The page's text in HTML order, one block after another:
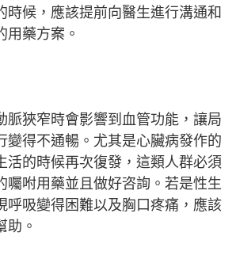
時候，應該提前向醫生進行溝通和
用藥方案。
脈狹窄時會影響到血管功能，讓局
變得不通暢。尤其是心臟病發作的
活的時候再次復發，這類人群必須
囑咐用藥並且做好咨詢。若是性生
呼吸變得困難以及胸口疼痛，應該
助。